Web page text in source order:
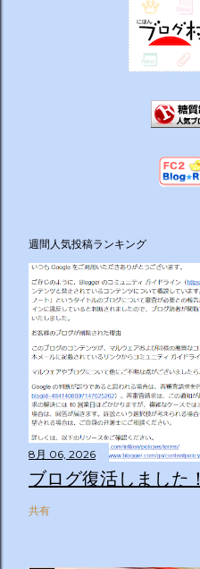
週間人気投稿ランキング
8月 06, 2026
ブログ復活しました！
共有